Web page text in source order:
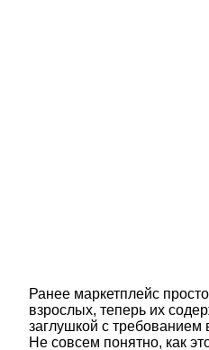
Ранее маркетплейс
взрослых, теперь их
заглушкой с требованием
Не совсем понятно, как